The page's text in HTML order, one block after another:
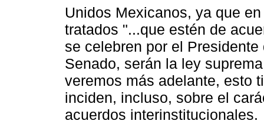
Unidos Mexicanos, ya que
tratados "...que estén de
se celebren por el
Senado, serán la ley
veremos más adelante, esto
inciden, incluso, sobre el
acuerdos interinstitucionales.